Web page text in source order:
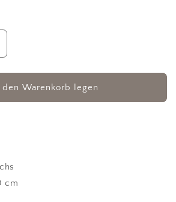
den Warenkorb legen
cm